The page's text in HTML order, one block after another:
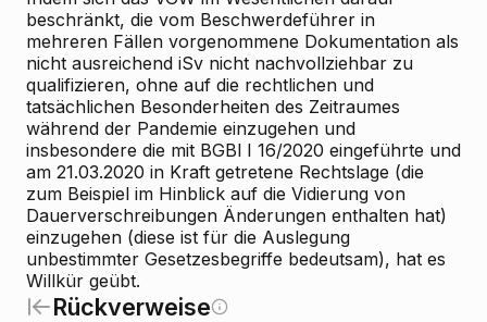
beschränkt, die vom Beschwerdeführer in
mehreren Fällen vorgenommene Dokumentation als
nicht ausreichend iSv nicht nachvollziehbar zu
qualifizieren, ohne auf die rechtlichen und
tatsächlichen Besonderheiten des Zeitraumes
während der Pandemie einzugehen und
insbesondere die mit BGBl I 16/2020 eingeführte und
am 21.03.2020 in Kraft getretene Rechtslage (die
zum Beispiel im Hinblick auf die Vidierung von
Dauerverschreibungen Änderungen enthalten hat)
einzugehen (diese ist für die Auslegung
unbestimmter Gesetzesbegriffe bedeutsam), hat es
Willkür geübt.
Rückverweise